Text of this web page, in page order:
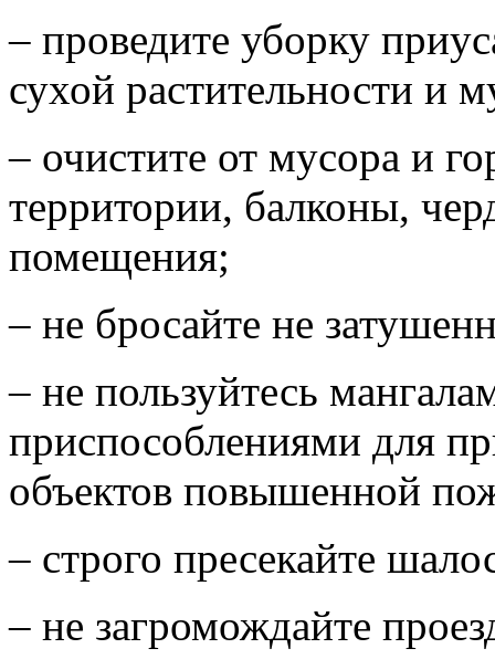
– проведите уборку
сухой растительности и
– очистите от мусора и
территории, балконы,
помещения;
– не бросайте не
– не пользуйтесь
приспособлениями для
объектов повышенной
– строго пресекайте
– не загромождайте